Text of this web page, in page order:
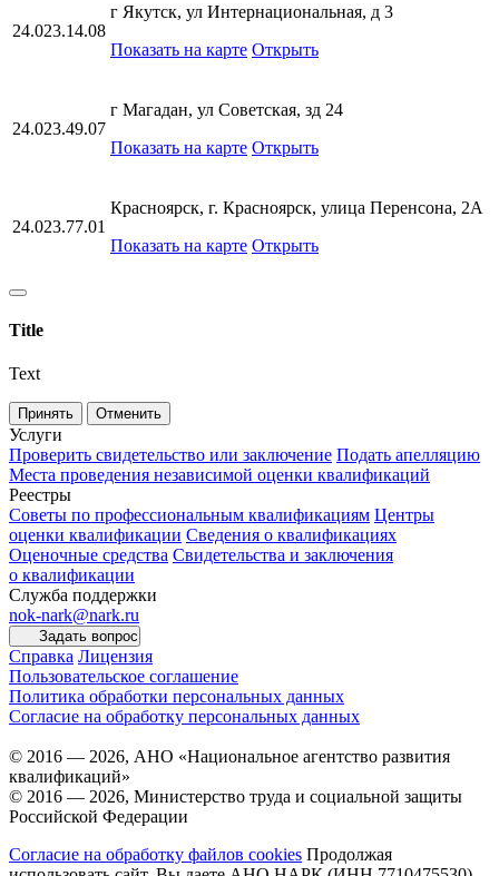
24.023.14.08
г Якутск, ул Интернациональная, д 3
Показать на карте Открыть
24.023.49.07
г Магадан, ул Советская, зд 24
Показать на карте Открыть
24.023.77.01
Красноярск, г. Красноярск, улица Перенсона, 2А
Показать на карте Открыть
Title
Text
Принять Отменить
Услуги
Проверить свидетельство или заключение Подать апелляцию
Места проведения независимой оценки квалификаций
Реестры
Советы по профессиональным квалификациям Центры
оценки квалификации Сведения о квалификациях
Оценочные средства Свидетельства и заключения
о квалификации
Служба поддержки
nok-nark@nark.ru
Задать вопрос
Справка Лицензия
Пользовательское соглашение
Политика обработки персональных данных
Согласие на обработку персональных данных
© 2016 — 2026, АНО «Национальное агентство развития
квалификаций»
© 2016 — 2026, Министерство труда и социальной защиты
Российской Федерации
Согласие на обработку файлов cookies Продолжая